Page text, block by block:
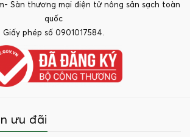
Sàn thương mại điện tử nông sản sạch toàn
quốc
Giấy phép số 0901017584.
ưu đãi